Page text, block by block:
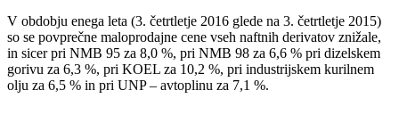
V obdobju enega leta (3. četrtletje 2016 glede na 3. četrtletje 2015)
so se povprečne maloprodajne cene vseh naftnih derivatov znižale,
in sicer pri NMB 95 za 8,0 %, pri NMB 98 za 6,6 % pri dizelskem
gorivu za 6,3 %, pri KOEL za 10,2 %, pri industrijskem kurilnem
olju za 6,5 % in pri UNP – avtoplinu za 7,1 %.